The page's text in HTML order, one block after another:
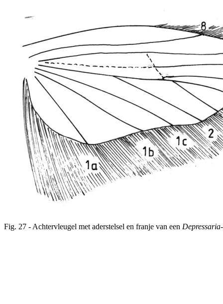
Fig. 27 - Achtervleugel met aderstelsel en franje van een Depressaria